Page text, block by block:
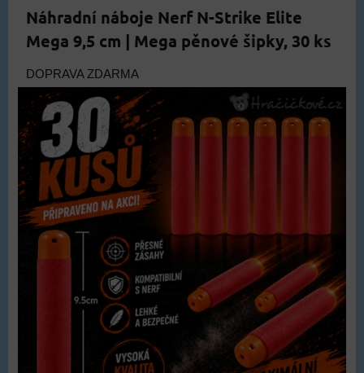
Náhradní náboje Nerf N-Strike Elite
Mega 9,5 cm | Mega pěnové šipky, 30 ks
DOPRAVA ZDARMA